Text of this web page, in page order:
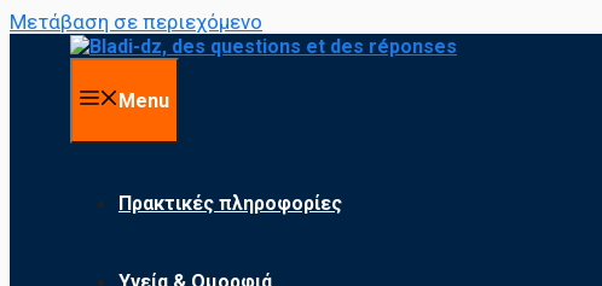
Μετάβαση σε περιεχόμενο
Menu
Πρακτικές πληροφορίες